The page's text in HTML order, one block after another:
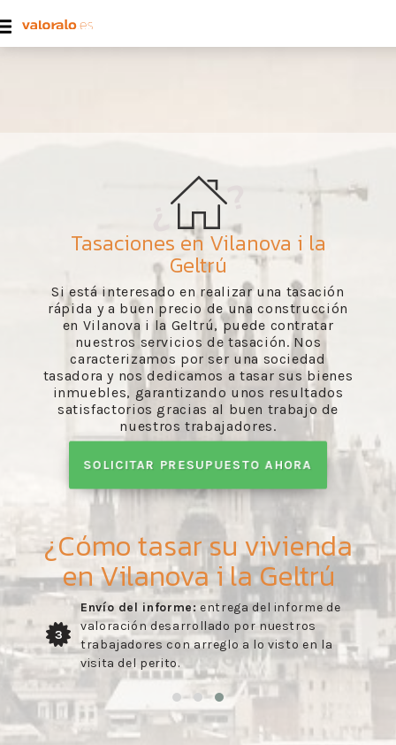
Tasaciones en Vilanova i la
Geltrú
Si está interesado en realizar una tasación
rápida y a buen precio de una construcción
en Vilanova i la Geltrú, puede contratar
nuestros servicios de tasación. Nos
caracterizamos por ser una sociedad
tasadora y nos dedicamos a tasar sus bienes
inmuebles, garantizando unos resultados
satisfactorios gracias al buen trabajo de
nuestros trabajadores.
SOLICITAR PRESUPUESTO AHORA
¿Cómo tasar su vivienda
en Vilanova i la Geltrú
3
Envío del informe: entrega del informe de
valoración desarrollado por nuestros
trabajadores con arreglo a lo visto en la
visita del perito.